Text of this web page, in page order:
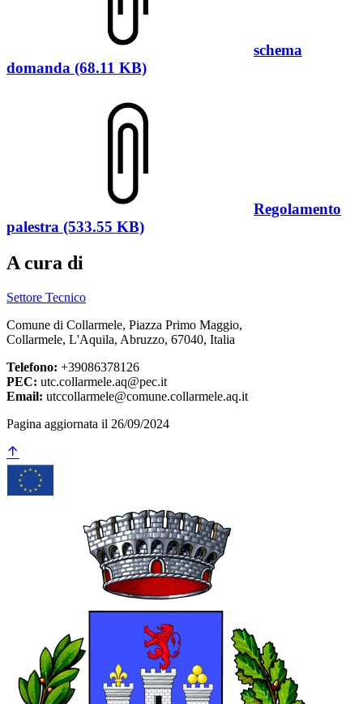
schema
domanda (68.11 KB)
Regolamento
palestra (533.55 KB)
A cura di
Settore Tecnico
Comune di Collarmele, Piazza Primo Maggio,
Collarmele, L'Aquila, Abruzzo, 67040, Italia
Telefono: +39086378126
PEC: utc.collarmele.aq@pec.it
Email: utccollarmele@comune.collarmele.aq.it
Pagina aggiornata il 26/09/2024